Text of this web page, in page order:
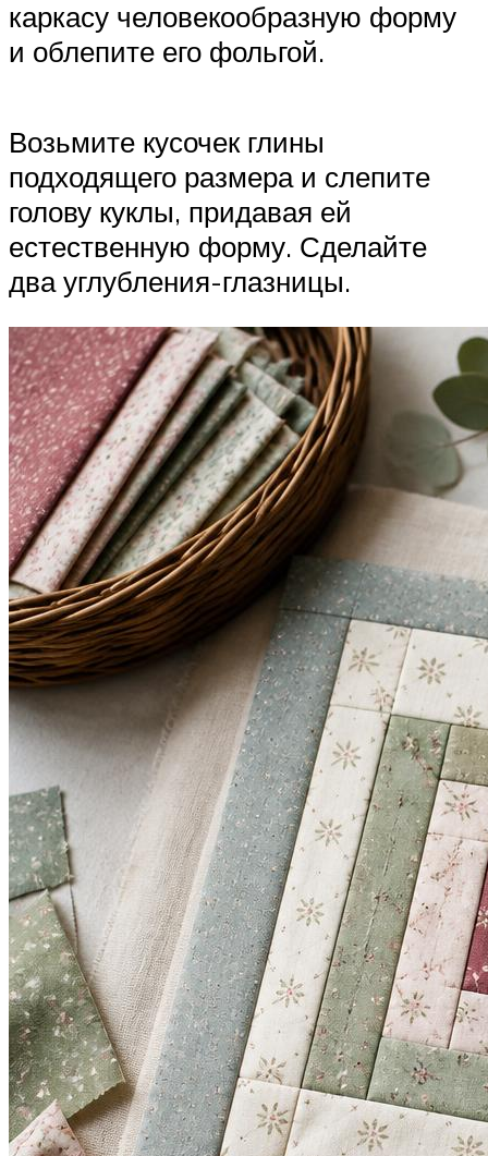
каркасу человекообразную форму
и облепите его фольгой.
Возьмите кусочек глины
подходящего размера и слепите
голову куклы, придавая ей
естественную форму. Сделайте
два углубления-глазницы.